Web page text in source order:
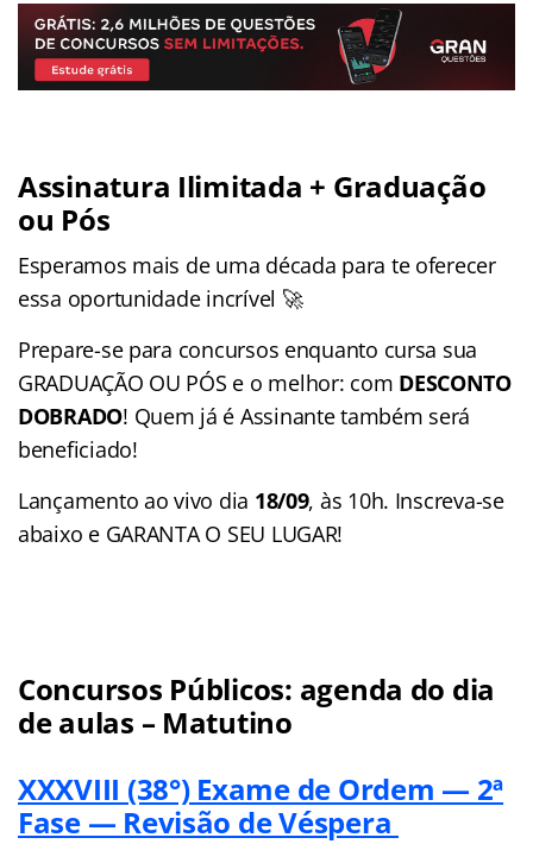
Assinatura Ilimitada + Graduação
ou Pós
Esperamos mais de uma década para te oferecer
essa oportunidade incrível 🚀
Prepare-se para concursos enquanto cursa sua
GRADUAÇÃO OU PÓS e o melhor: com DESCONTO
DOBRADO! Quem já é Assinante também será
beneficiado!
Lançamento ao vivo dia 18/09, às 10h. Inscreva-se
abaixo e GARANTA O SEU LUGAR!
Concursos Públicos: agenda do dia
de aulas – Matutino
XXXVIII (38°) Exame de Ordem — 2ª
Fase — Revisão de Véspera